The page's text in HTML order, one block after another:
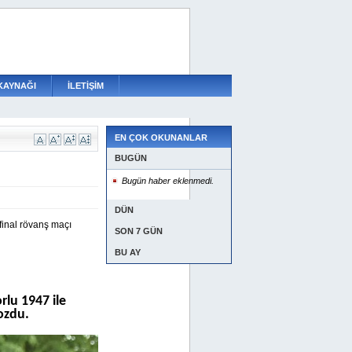
İLETİŞİM
rövanş maçı
1947 ile
EN ÇOK OKUNANLAR
BUGÜN
Bugün haber eklenmedi.
DÜN
SON 7 GÜN
BU AY